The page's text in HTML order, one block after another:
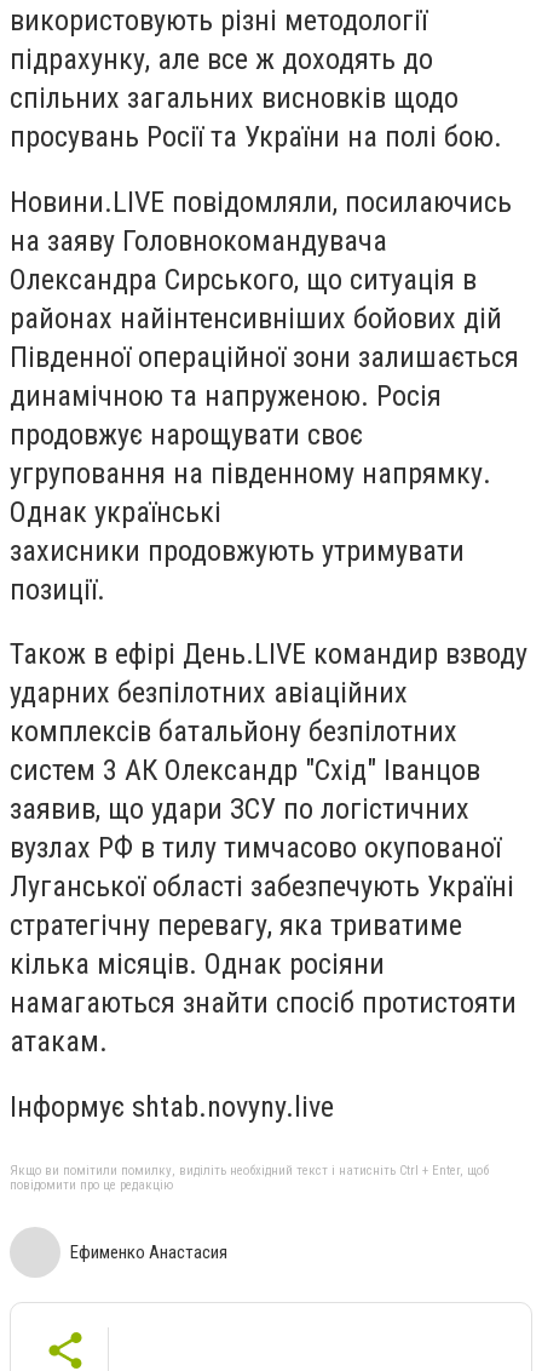
використовують різні методології
підрахунку, але все ж доходять до
спільних загальних висновків щодо
просувань Росії та України на полі бою.
Новини.LIVE повідомляли, посилаючись
на заяву Головнокомандувача
Олександра Сирського, що ситуація в
районах найінтенсивніших бойових дій
Південної операційної зони залишається
динамічною та напруженою. Росія
продовжує нарощувати своє
угруповання на південному напрямку.
Однак українські
захисники продовжують утримувати
позиції.
Також в ефірі День.LIVE командир взводу
ударних безпілотних авіаційних
комплексів батальйону безпілотних
систем 3 АК Олександр "Схід" Іванцов
заявив, що удари ЗСУ по логістичних
вузлах РФ в тилу тимчасово окупованої
Луганської області забезпечують Україні
стратегічну перевагу, яка триватиме
кілька місяців. Однак росіяни
намагаються знайти спосіб протистояти
атакам.
Інформує shtab.novyny.live
Якщо ви помітили помилку, виділіть необхідний текст і натисніть Ctrl + Enter, щоб
повідомити про це редакцію
Ефименко Анастасия